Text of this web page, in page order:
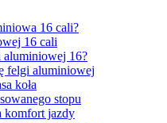
16 cali?
16 cali
aluminiowej 16?
felgi aluminiowej
koła
stopu
komfort jazdy